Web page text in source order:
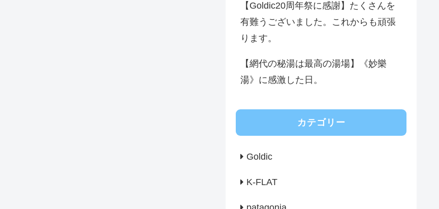
【Goldic20周年祭に感謝】たくさんを
有難うございました。これからも頑張
ります。
【網代の秘湯は最高の湯場】《妙樂
湯》に感激した日。
カテゴリー
Goldic
K-FLAT